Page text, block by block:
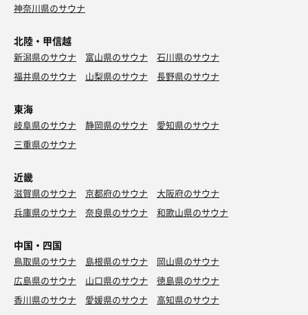
神奈川県のサウナ
北陸・甲信越
新潟県のサウナ 富山県のサウナ
石川県のサウナ
福井県のサウナ
山梨県のサウナ 長野県のサウナ
東海
岐阜県のサウナ 静岡県のサウナ
愛知県のサウナ
三重県のサウナ
近畿
滋賀県のサウナ 京都府のサウナ
大阪府のサウナ
兵庫県のサウナ
奈良県のサウナ 和歌山県のサウナ
中国・四国
鳥取県のサウナ 島根県のサウナ
岡山県のサウナ
広島県のサウナ
山口県のサウナ
徳島県のサウナ
香川県のサウナ
愛媛県のサウナ 高知県のサウナ